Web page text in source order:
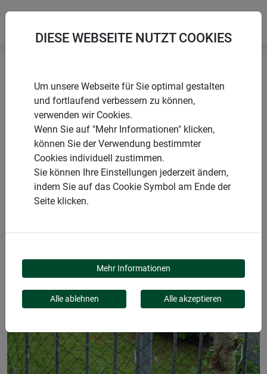
Startseite Netze Katzenschutz-Netz
PRODUKTE
KATZENSCHUTZ-NETZ
DIESE WEBSEITE NUTZT COOKIES
Um unsere Webseite für Sie optimal gestalten
und fortlaufend verbessern zu können,
verwenden wir Cookies.
Wenn Sie auf "Mehr Informationen" klicken,
können Sie der Verwendung bestimmter
Cookies individuell zustimmen.
Sie können Ihre Einstellungen jederzeit ändern,
indem Sie auf das Cookie Symbol am Ende der
Seite klicken.
Mehr Informationen
Alle ablehnen Alle akzeptieren